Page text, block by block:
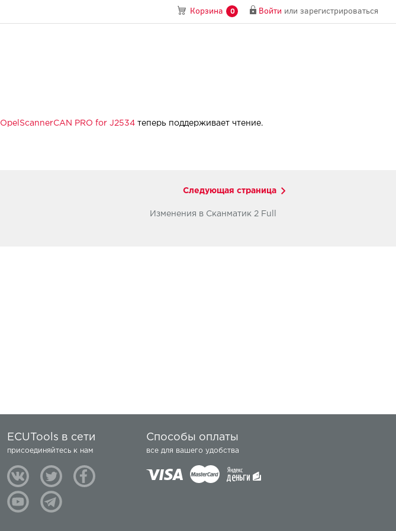
Корзина 0 Войти или зарегистрироваться
OpelScannerCAN PRO for J2534 теперь поддерживает чтение.
Следующая страница
Изменения в Сканматик 2 Full
ECUTools в сети
присоединяйтесь к нам
Способы оплаты
все для вашего удобства